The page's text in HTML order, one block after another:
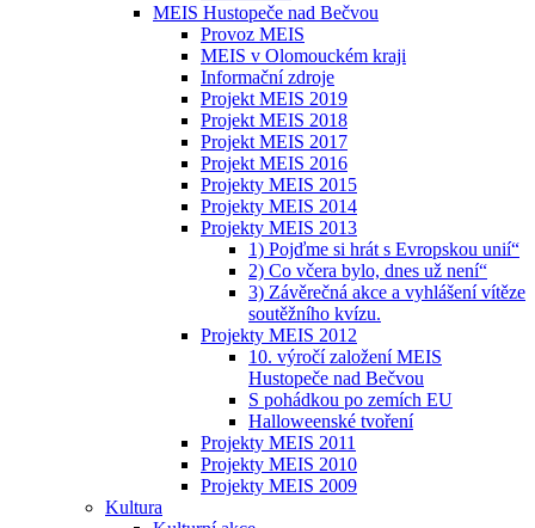
MEIS Hustopeče nad Bečvou
Provoz MEIS
MEIS v Olomouckém kraji
Informační zdroje
Projekt MEIS 2019
Projekt MEIS 2018
Projekt MEIS 2017
Projekt MEIS 2016
Projekty MEIS 2015
Projekty MEIS 2014
Projekty MEIS 2013
1) Pojďme si hrát s Evropskou unií“
2) Co včera bylo, dnes už není“
3) Závěrečná akce a vyhlášení vítěze
soutěžního kvízu.
Projekty MEIS 2012
10. výročí založení MEIS
Hustopeče nad Bečvou
S pohádkou po zemích EU
Halloweenské tvoření
Projekty MEIS 2011
Projekty MEIS 2010
Projekty MEIS 2009
Kultura